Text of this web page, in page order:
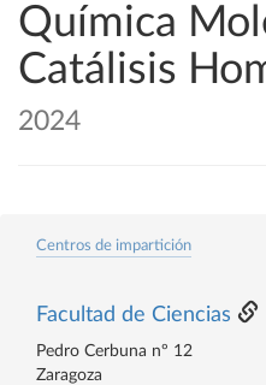
Química
Catálisis
2024
Centros de impartición
Facultad de Ciencias
Pedro Cerbuna nº 12
Zaragoza